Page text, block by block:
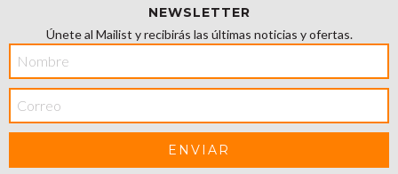
NEWSLETTER
Únete al Mailist y recibirás las últimas noticias y ofertas.